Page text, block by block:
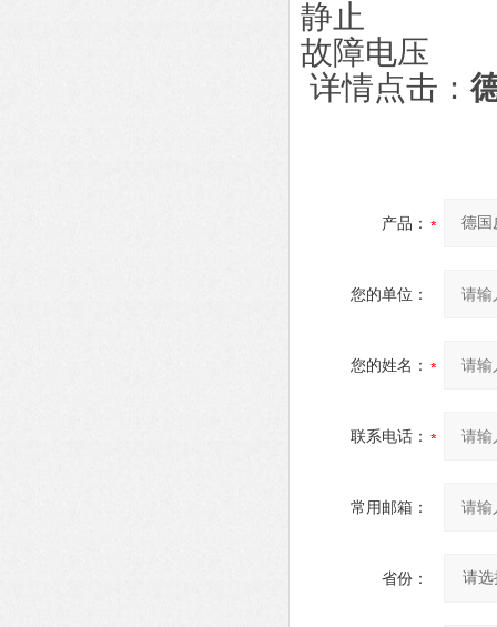
静止
故障电压
详情点击：
产品：
您的单位：
您的姓名：
联系电话：
常用邮箱：
省份：